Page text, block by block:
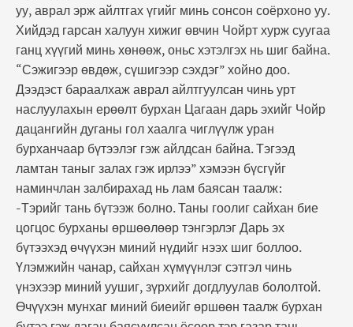
уу, аврал эрж айлтгах үгийг минь сонсон соёрхоно уу.
Хийдэд гарсан халуун хижиг өвчин Чойрт хурж суугаа
ганц хүүгий минь хөнөөж, оньс хэтэлгэх нь шиг байна.
“Сэжигээр өвдөж, сүшигээр сэхдэг” хойно доо.
Дээдэст бараалхаж аврал айлтгуулсан чинь урт
наслуулахын ерөөлт бурхан Цагаан дарь эхийг Чойр
дацангийн дуганы гол хаалга чиглүүлж уран
бурханчаар бүтээлэг гэж айлдсан байна. Тэгээд
ламтан таныг залах гэж ирлээ” хэмээн бүсгүйг
наминчлан залбирахад нь лам баясан таалж:
-Тэрийг тань бүтээж болно. Таны гоолиг сайхан бие
цогцос бурханы өршөөлөөр тэнгэрлэг Дарь эх
бүтээхэд өчүүхэн миний нүдийг нээх шиг боллоо.
Үлэмжийн чанар, сайхан хүмүүнлэг сэтгэл чинь
үнэхээр миний уушиг, зүрхийг догдлуулав бололтой.
Өчүүхэн мунхаг миний биеийг өршөөн таалж бурхан